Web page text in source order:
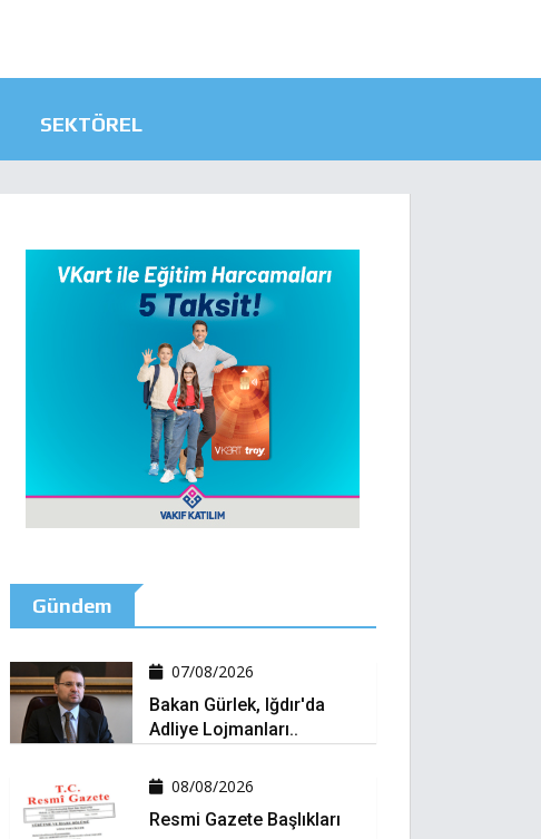
SEKTÖREL
Gündem
07/08/2026
Bakan Gürlek, Iğdır'da
Adliye Lojmanları..
08/08/2026
Resmi Gazete Başlıkları